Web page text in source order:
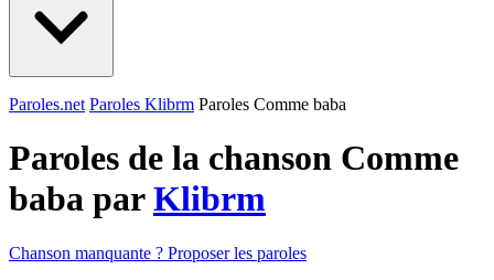
Paroles.net Paroles Klibrm Paroles Comme baba
Paroles de la chanson Comme
baba parKlibrm
Chanson manquante ? Proposer les paroles